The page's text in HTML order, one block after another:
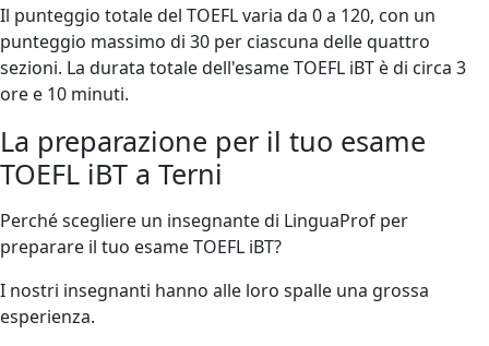
Il punteggio totale del TOEFL varia da 0 a 120, con un
punteggio massimo di 30 per ciascuna delle quattro
sezioni. La durata totale dell'esame TOEFL iBT è di circa 3
ore e 10 minuti.
La preparazione per il tuo esame
TOEFL iBT a Terni
Perché scegliere un insegnante di LinguaProf per
preparare il tuo esame TOEFL iBT?
I nostri insegnanti hanno alle loro spalle una grossa
esperienza.